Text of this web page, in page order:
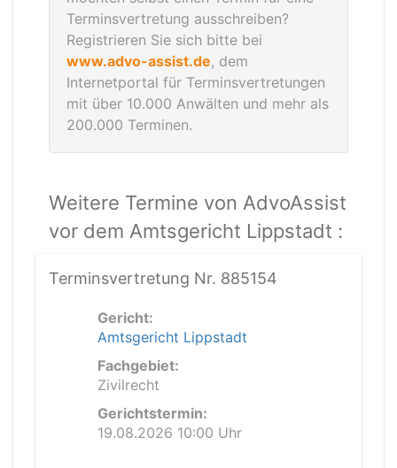
Terminsvertretung ausschreiben?
Registrieren Sie sich bitte bei
www.advo-assist.de, dem
Internetportal für Terminsvertretungen
mit über 10.000 Anwälten und mehr als
200.000 Terminen.
Weitere Termine von AdvoAssist
vor dem Amtsgericht Lippstadt :
Terminsvertretung Nr. 885154
Gericht:
Amtsgericht Lippstadt
Fachgebiet:
Zivilrecht
Gerichtstermin:
19.08.2026 10:00 Uhr